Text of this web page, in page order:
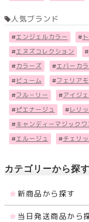
人気ブランド
#エンジェルカラー #
#エヌズコレクション #
# カラーズ #エバーカ
# ビューム #フェリアモ
#フル－リー #アイジ
# ピエナージュ # レリ
#キャンディーマジックワ
#エルージュ #チェリ
カテゴリーから探す
新商品から探す
当日発送商品から